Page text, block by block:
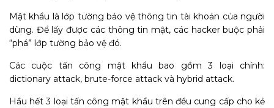
Mật khẩu là lớp tường bảo vệ thông tin tài khoản của người
dùng. Để lấy được các thông tin mật, các hacker buộc phải
“phá” lớp tường bảo vệ đó.
Các cuộc tấn công mật khẩu bao gồm 3 loại chính:
dictionary attack, brute-force attack và hybrid attack.
Hầu hết 3 loại tấn công mật khẩu trên đều cung cấp cho kẻ